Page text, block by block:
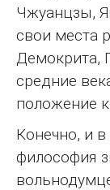
Чжуанцзы,
свои места
Демокрита,
средние
положение
Конечно, и
философия